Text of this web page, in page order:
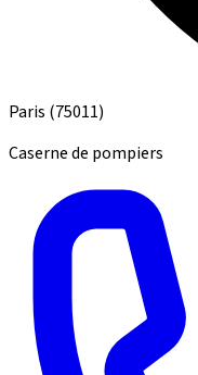
Paris (75011)
Caserne de pompiers